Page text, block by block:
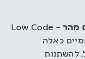
מהר
– Low Code
כאלה
להשתנות